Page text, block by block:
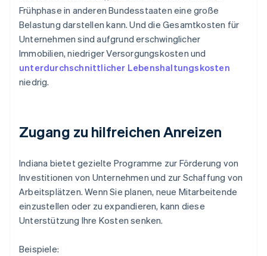
Frühphase in anderen Bundesstaaten eine große
Belastung darstellen kann. Und die Gesamtkosten für
Unternehmen sind aufgrund erschwinglicher
Immobilien, niedriger Versorgungskosten und
unterdurchschnittlicher Lebenshaltungskosten
niedrig.
Zugang zu hilfreichen Anreizen
Indiana bietet gezielte Programme zur Förderung von
Investitionen von Unternehmen und zur Schaffung von
Arbeitsplätzen. Wenn Sie planen, neue Mitarbeitende
einzustellen oder zu expandieren, kann diese
Unterstützung Ihre Kosten senken.
Beispiele: